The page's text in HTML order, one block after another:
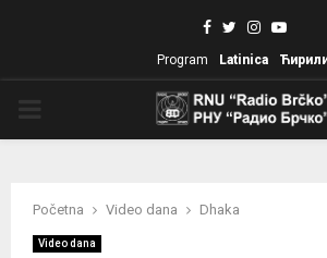
Facebook
TwitterInstagram
Program Latinica
Početna Video dana Dhaka
Video dana